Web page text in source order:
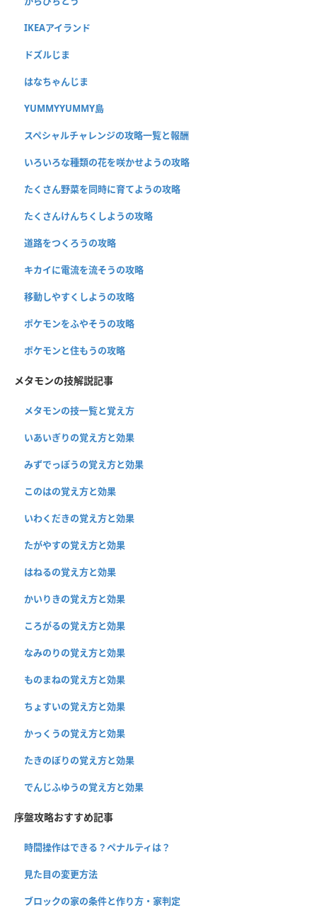
IKEAアイランド
ドズルじま
はなちゃんじま
YUMMYYUMMY島
スペシャルチャレンジの攻略一覧と報酬
いろいろな種類の花を咲かせようの攻略
たくさん野菜を同時に育てようの攻略
たくさんけんちくしようの攻略
道路をつくろうの攻略
キカイに電流を流そうの攻略
移動しやすくしようの攻略
ポケモンをふやそうの攻略
ポケモンと住もうの攻略
メタモンの技解説記事
メタモンの技一覧と覚え方
いあいぎりの覚え方と効果
みずでっぽうの覚え方と効果
このはの覚え方と効果
いわくだきの覚え方と効果
たがやすの覚え方と効果
はねるの覚え方と効果
かいりきの覚え方と効果
ころがるの覚え方と効果
なみのりの覚え方と効果
ものまねの覚え方と効果
ちょすいの覚え方と効果
かっくうの覚え方と効果
たきのぼりの覚え方と効果
でんじふゆうの覚え方と効果
序盤攻略おすすめ記事
時間操作はできる？ペナルティは？
見た目の変更方法
ブロックの家の条件と作り方・家判定